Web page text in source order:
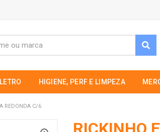
HIGIENE, PERF E LIMPEZA
REDONDA C/6